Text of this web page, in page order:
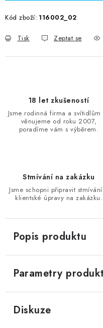
Kód zboží: 116002_02
Tisk Zeptat se
18 let zkušeností
Jsme rodinná firma a svítidlům
věnujeme od roku 2007,
poradíme vám s výběrem.
Stmívání na zakázku
Jsme schopni připravit
klientské úpravy na zakázku.
Popis produktu
Parametry
Diskuze